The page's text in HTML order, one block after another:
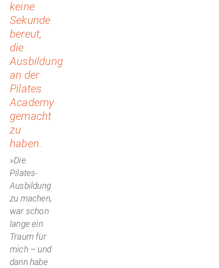
keine
Sekunde
bereut,
die
Ausbildung
an der
Pilates
Academy
gemacht
zu
haben.
»Die
Pilates-
Ausbildung
zu machen,
war schon
lange ein
Traum für
mich – und
dann habe